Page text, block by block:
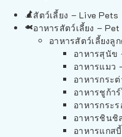
สัตว์เลี้ยง – Live Pets
อาหารสัตว์เลี้ยง – Pet
อาหารสัตว์เลี้ยงลู
อาหารสุนัข
อาหารแมว
อาหารกระ
อาหารชูก้า
อาหารกระ
อาหารชินชิ
อาหารแกส